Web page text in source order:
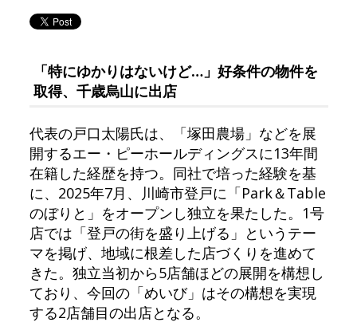
「特にゆかりはないけど…」好条件の物件を
取得、千歳烏山に出店
代表の戸口太陽氏は、「塚田農場」などを展
開するエー・ピーホールディングスに13年間
在籍した経歴を持つ。同社で培った経験を基
に、2025年7月、川崎市登戸に「Park＆Table
のぼりと」をオープンし独立を果たした。1号
店では「登戸の街を盛り上げる」というテー
マを掲げ、地域に根差した店づくりを進めて
きた。独立当初から5店舗ほどの展開を構想し
ており、今回の「めいび」はその構想を実現
する2店舗目の出店となる。